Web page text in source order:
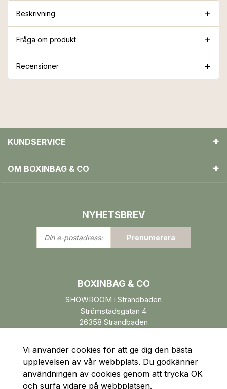
Beskrivning
Fråga om produkt
Recensioner
KUNDSERVICE
OM BOXINBAG & CO
NYHETSBREV
Din
e-
Prenumerera
BOXINBAG & CO
SHOWROOM i Strandbaden
Strömstadsgatan 4
26358 Strandbaden
Vi använder cookies för att ge dig den bästa
upplevelsen av vår webbplats. Du godkänner
användningen av cookies genom att trycka OK
och surfa vidare på webbplatsen.